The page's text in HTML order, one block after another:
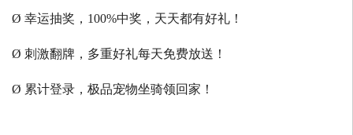
Ø 幸运抽奖，100%中奖，天天都有好礼！
Ø 刺激翻牌，多重好礼每天免费放送！
Ø 累计登录，极品宠物坐骑领回家！